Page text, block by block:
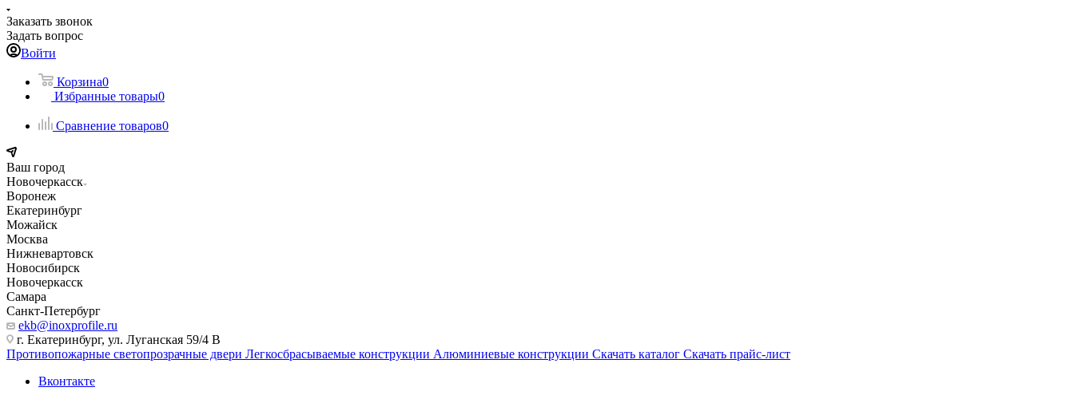
Заказать звонок
Задать вопрос
Войти
Корзина0
Избранные товары0
Сравнение товаров0
Ваш город
Новочеркасск
Воронеж
Екатеринбург
Можайск
Москва
Нижневартовск
Новосибирск
Новочеркасск
Самара
Санкт-Петербург
ekb@inoxprofile.ru
г. Екатеринбург, ул. Луганская 59/4 В
Противопожарные светопрозрачные двери Легкосбрасываемые конструкции Алюминиевые конструкции Скачать каталог Скачать прайс-лист
Вконтакте